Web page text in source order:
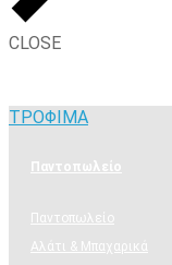
CLOSE
ΤΡΟΦΙΜΑ
Παντοπωλείο
Παντοπωλείο
Αλάτι & Μπαχαρικά